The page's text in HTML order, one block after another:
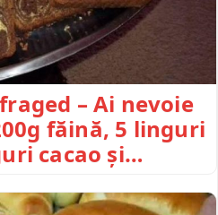
– Ai nevoie
făină, 5 linguri
cacao și…